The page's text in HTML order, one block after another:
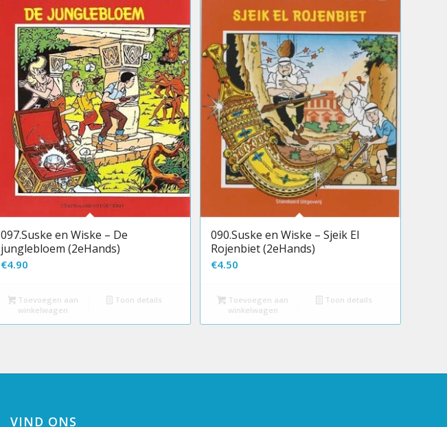
097.Suske en Wiske – De
junglebloem (2eHands)
€4.90
Toevoegen aan
winkelwagen
Toon details
090.Suske en Wiske – Sjeik El
Rojenbiet (2eHands)
€4.50
Toevoegen aan
winkelwagen
Toon details
VIND ONS